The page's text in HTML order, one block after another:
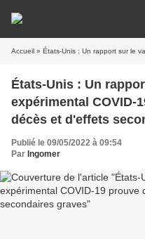
Accueil » États-Unis : Un rapport sur le vaccin
États-Unis : Un
expérimental COVID-
décès et d'effets
Publié le 09/05/2022 à 09:54
Par Ingomer